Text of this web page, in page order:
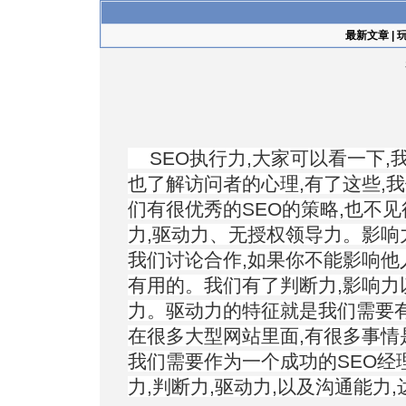
最新文章|
SEO执行力,大家可以看一下,
也了解访问者的心理,有了这些,
们有很优秀的SEO的策略,也不
力,驱动力、无授权领导力。影
我们讨论合作,如果你不能影响
有用的。我们有了判断力,影响
力。驱动力的特征就是我们需要
在很多大型网站里面,有很多事
我们需要作为一个成功的SEO
力,判断力,驱动力,以及沟通能力,